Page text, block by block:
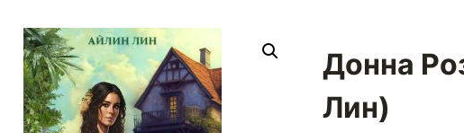
Донна
Лин)